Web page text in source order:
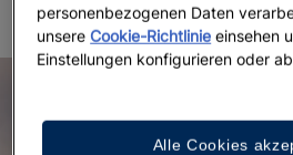
personenbezogenen Daten
unsereCookie-Richtlinie einsehen
Einstellungen konfigurieren oder
Alle Cookies